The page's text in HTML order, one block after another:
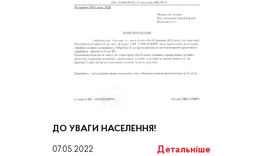
ДО УВАГИ НАСЕЛЕННЯ!
07.05.2022 Детальніше